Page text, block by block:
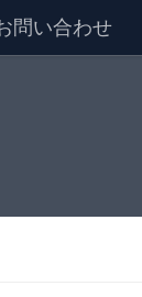
問い合わせ